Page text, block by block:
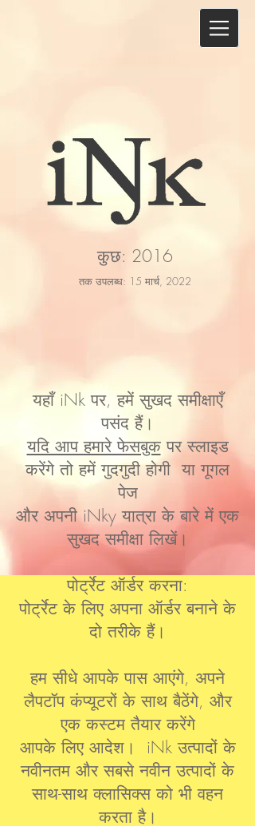
कुछ: 2016
तक उपलब्ध: 15 मार्च, 2022
यहाँ iNk पर, हमें सुखद समीक्षाएँ
पसंद हैं।
यदि आप हमारे फेसबुकपर स्लाइड
करेंगे तो हमें गुदगुदी होगी या गूगल
पेज
और अपनी iNky यात्रा के बारे में एक
सुखद समीक्षा लिखें।
पोर्ट्रेट ऑर्डर करना:
पोर्ट्रेट के लिए अपना ऑर्डर बनाने के
दो तरीके हैं।
हम सीधे आपके पास आएंगे, अपने
लैपटॉप कंप्यूटरों के साथ बैठेंगे, और
एक कस्टम तैयार करेंगे
आपके लिए आदेश। iNk उत्पादों के
नवीनतम और सबसे नवीन उत्पादों के
साथ-साथ क्लासिक्स को भी वहन
करता है।